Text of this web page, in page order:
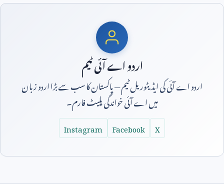
اردو اے آئی ٹیم
اردو اے آئی کی ایڈیٹوریل ٹیم — پاکستان کا سب سے بڑا اردو زبان
میں اے آئی خواندگی پلیٹ فارم۔
X
Facebook
Instagram